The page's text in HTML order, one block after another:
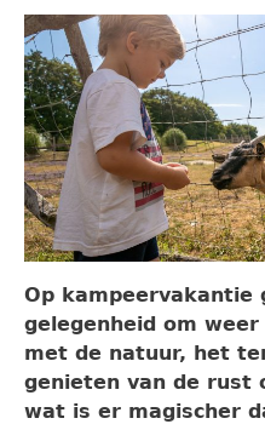
Op kampeervakantie
gelegenheid om weer
met de natuur, het
genieten van de rust
wat is er magischer